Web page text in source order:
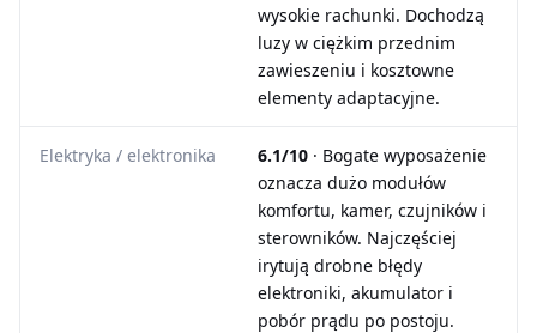
wysokie rachunki. Dochodzą
luzy w ciężkim przednim
zawieszeniu i kosztowne
elementy adaptacyjne.
Elektryka / elektronika 6.1/10 · Bogate wyposażenie
oznacza dużo modułów
komfortu, kamer, czujników i
sterowników. Najczęściej
irytują drobne błędy
elektroniki, akumulator i
pobór prądu po postoju.